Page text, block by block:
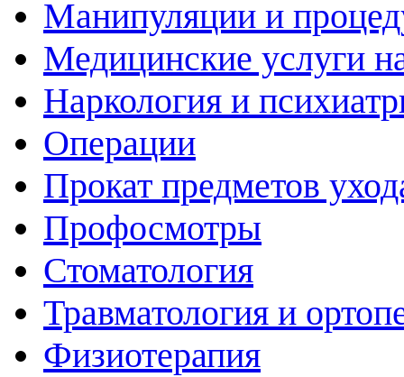
Манипуляции и
Медицинские услуги
Наркология и
Операции
Прокат предметов
Профосмотры
Стоматология
Травматология и
Физиотерапия